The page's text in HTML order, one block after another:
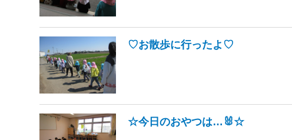
♡お散歩に行ったよ♡
☆今日のおやつは…🐰☆